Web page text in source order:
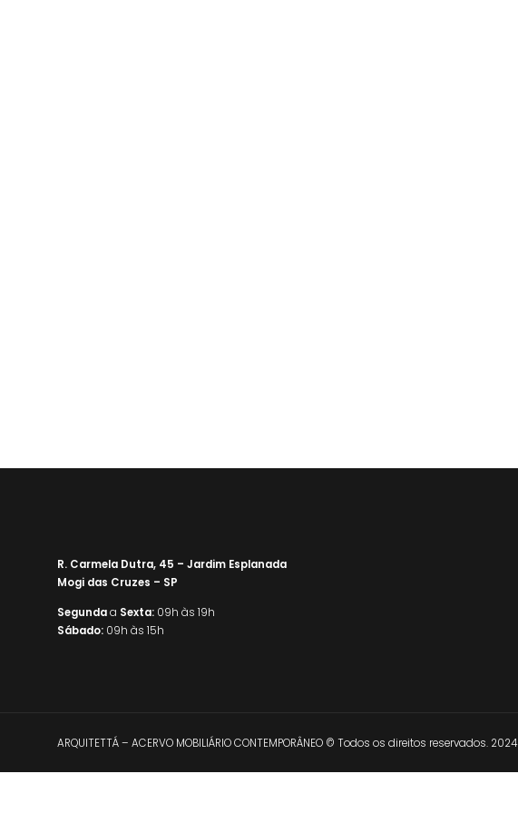
R. Carmela Dutra, 45 – Jardim Esplanada
Mogi das Cruzes – SP
Segundaa Sexta:09h às 19h
Sábado:09h às 15h
ARQUITETTÁ – ACERVO MOBILIÁRIO CONTEMPORÂNEO © Todos os direitos reservados. 2024